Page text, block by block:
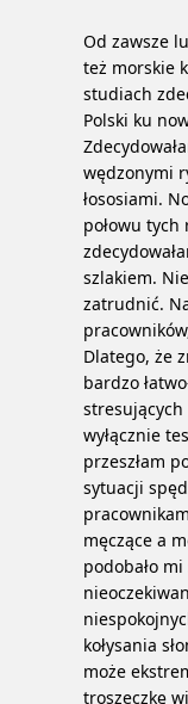
Od zawsze
też morskie
studiach
Polski ku
wędzonymi
łososiami.
połowu
szlakiem.
zatrudnić.
Dlatego, że
bardzo
wyłącznie
przeszłam
sytuacji
męczące a
podobało
kołysania
może
troszeczkę